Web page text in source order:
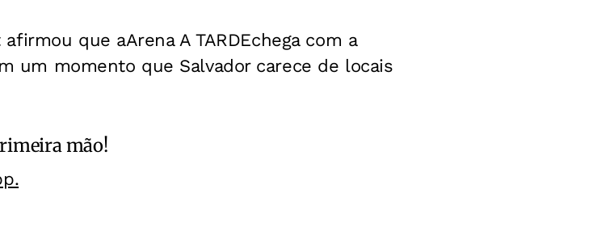
que aArena A TARDEchega com a
um momento que Salvador carece de locais
mão!